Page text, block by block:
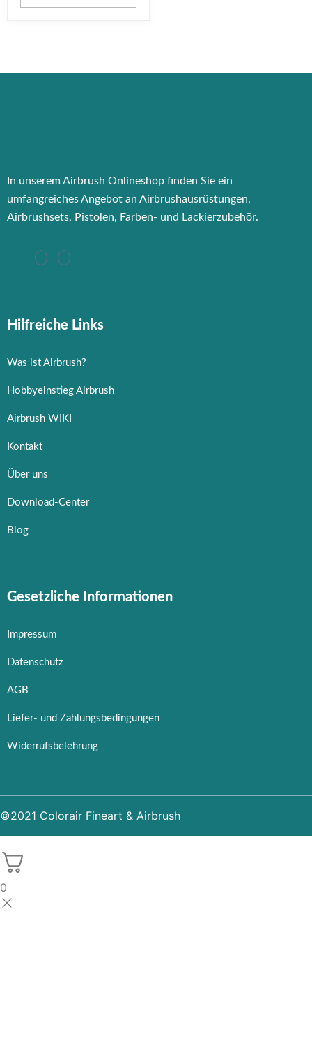
In unserem Airbrush Onlineshop finden Sie ein
umfangreiches Angebot an Airbrushausrüstungen,
Airbrushsets, Pistolen, Farben- und Lackierzubehör.
Hilfreiche Links
Was ist Airbrush?
Hobbyeinstieg Airbrush
Airbrush WIKI
Kontakt
Über uns
Download-Center
Blog
Gesetzliche Informationen
Impressum
Datenschutz
AGB
Liefer- und Zahlungsbedingungen
Widerrufsbelehrung
©2021 Colorair Fineart & Airbrush
0